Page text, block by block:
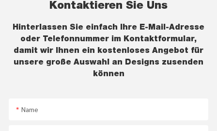
Kontaktieren Sie Uns
Hinterlassen Sie einfach Ihre E-Mail-Adresse
oder Telefonnummer im Kontaktformular,
damit wir Ihnen ein kostenloses Angebot für
unsere große Auswahl an Designs zusenden
können
Name